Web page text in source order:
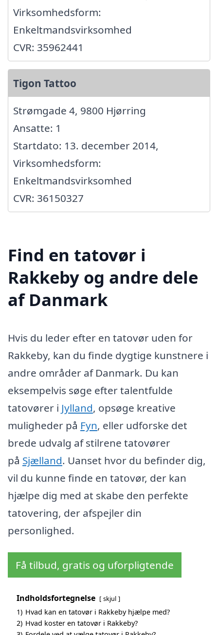
Virksomhedsform:
Enkeltmandsvirksomhed
CVR: 35962441
Tigon Tattoo
Strømgade 4, 9800 Hjørring
Ansatte: 1
Startdato: 13. december 2014,
Virksomhedsform:
Enkeltmandsvirksomhed
CVR: 36150327
Find en tatovør i
Rakkeby og andre dele
af Danmark
Hvis du leder efter en tatovør uden for
Rakkeby, kan du finde dygtige kunstnere i
andre områder af Danmark. Du kan
eksempelvis søge efter talentfulde
tatovører i Jylland, opsøge kreative
muligheder på Fyn, eller udforske det
brede udvalg af stilrene tatovører
på Sjælland. Uanset hvor du befinder dig,
vil du kunne finde en tatovør, der kan
hjælpe dig med at skabe den perfekte
tatovering, der afspejler din
personlighed.
Få tilbud, gratis og uforpligtende
Indholdsfortegnelse skjul
1) Hvad kan en tatovør i Rakkeby hjælpe med?
2) Hvad koster en tatovør i Rakkeby?